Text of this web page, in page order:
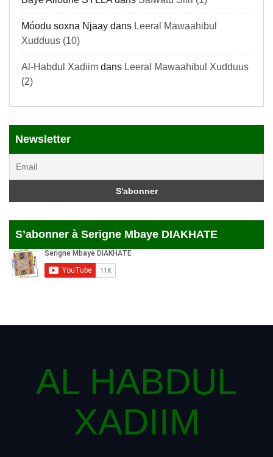
Móodu soxna Njaaydans Leeral Mawaahibul
Xudduus (10)
Al-Habdul Xadiimdans Leeral Mawaahibul Xudduus
(2)
Newsletter
S’abonner à Serigne Mbaye DIAKHATE
AL HABDUL
XADIIM